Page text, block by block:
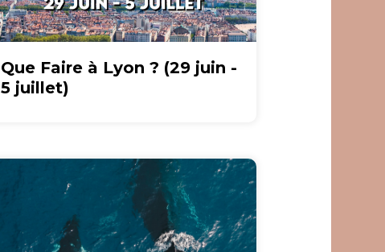
Que Faire à Lyon ? (29 juin -
5 juillet)